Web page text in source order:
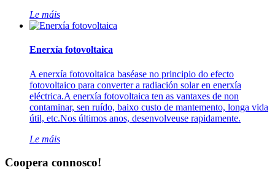
Le máis
Enerxía fotovoltaica
A enerxía fotovoltaica baséase no principio do efecto
fotovoltaico para converter a radiación solar en enerxía
eléctrica.A enerxía fotovoltaica ten as vantaxes de non
contaminar, sen ruído, baixo custo de mantemento, longa vida
útil, etc.Nos últimos anos, desenvolveuse rapidamente.
Le máis
Coopera connosco!